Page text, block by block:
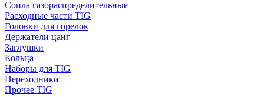
Сопла газораспределительные
Расходные части TIG
Головки для горелок
Держатели цанг
Заглушки
Кольца
Наборы для TIG
Переходники
Прочее TIG